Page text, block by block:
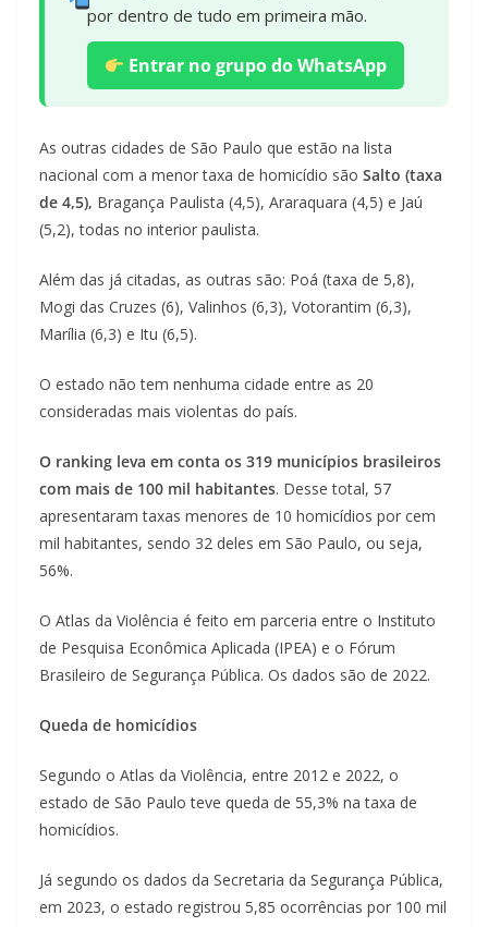
por dentro de tudo em primeira mão.
Entrar no grupo do WhatsApp
As outras cidades de São Paulo que estão na lista
nacional com a menor taxa de homicídio são Salto (taxa
de 4,5), Bragança Paulista (4,5), Araraquara (4,5) e Jaú
(5,2), todas no interior paulista.
Além das já citadas, as outras são: Poá (taxa de 5,8),
Mogi das Cruzes (6), Valinhos (6,3), Votorantim (6,3),
Marília (6,3) e Itu (6,5).
O estado não tem nenhuma cidade entre as 20
consideradas mais violentas do país.
O ranking leva em conta os 319 municípios brasileiros
com mais de 100 mil habitantes. Desse total, 57
apresentaram taxas menores de 10 homicídios por cem
mil habitantes, sendo 32 deles em São Paulo, ou seja,
56%.
O Atlas da Violência é feito em parceria entre o Instituto
de Pesquisa Econômica Aplicada (IPEA) e o Fórum
Brasileiro de Segurança Pública. Os dados são de 2022.
Queda de homicídios
Segundo o Atlas da Violência, entre 2012 e 2022, o
estado de São Paulo teve queda de 55,3% na taxa de
homicídios.
Já segundo os dados da Secretaria da Segurança Pública,
em 2023, o estado registrou 5,85 ocorrências por 100 mil